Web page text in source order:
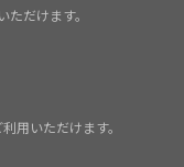
ただけます。
用いただけます。